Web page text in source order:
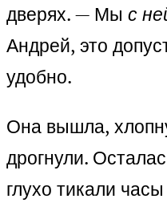
дверях. — Мы с
Андрей, это
удобно.
Она вышла,
дрогнули.
глухо тикали